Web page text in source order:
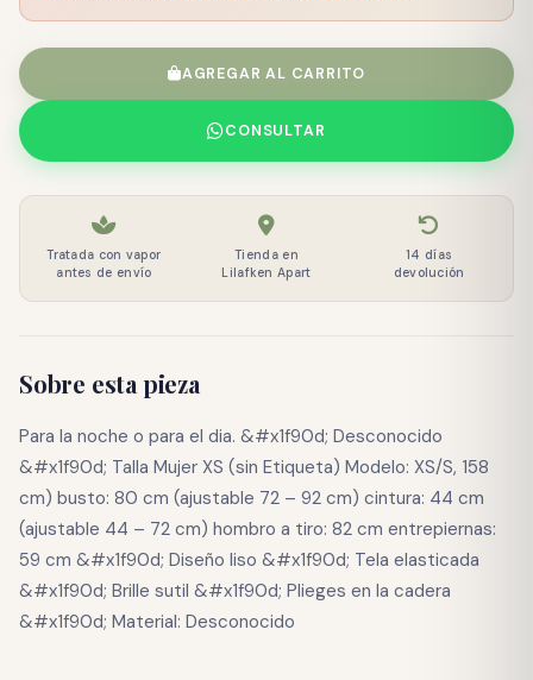
AGREGAR AL CARRITO
CONSULTAR
Tratada con vapor
antes de envío
Tienda en
Lilafken Apart
14 días
devolución
Sobre esta pieza
Para la noche o para el dia. &#x1f90d; Desconocido
&#x1f90d; Talla Mujer XS (sin Etiqueta) Modelo: XS/S, 158
cm) busto: 80 cm (ajustable 72 – 92 cm) cintura: 44 cm
(ajustable 44 – 72 cm) hombro a tiro: 82 cm entrepiernas:
59 cm &#x1f90d; Diseño liso &#x1f90d; Tela elasticada
&#x1f90d; Brille sutil &#x1f90d; Plieges en la cadera
&#x1f90d; Material: Desconocido